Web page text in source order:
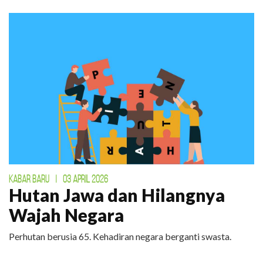
KABAR BARU | 03 APRIL 2026
Hutan Jawa dan Hilangnya
Wajah Negara
Perhutan berusia 65. Kehadiran negara berganti swasta.